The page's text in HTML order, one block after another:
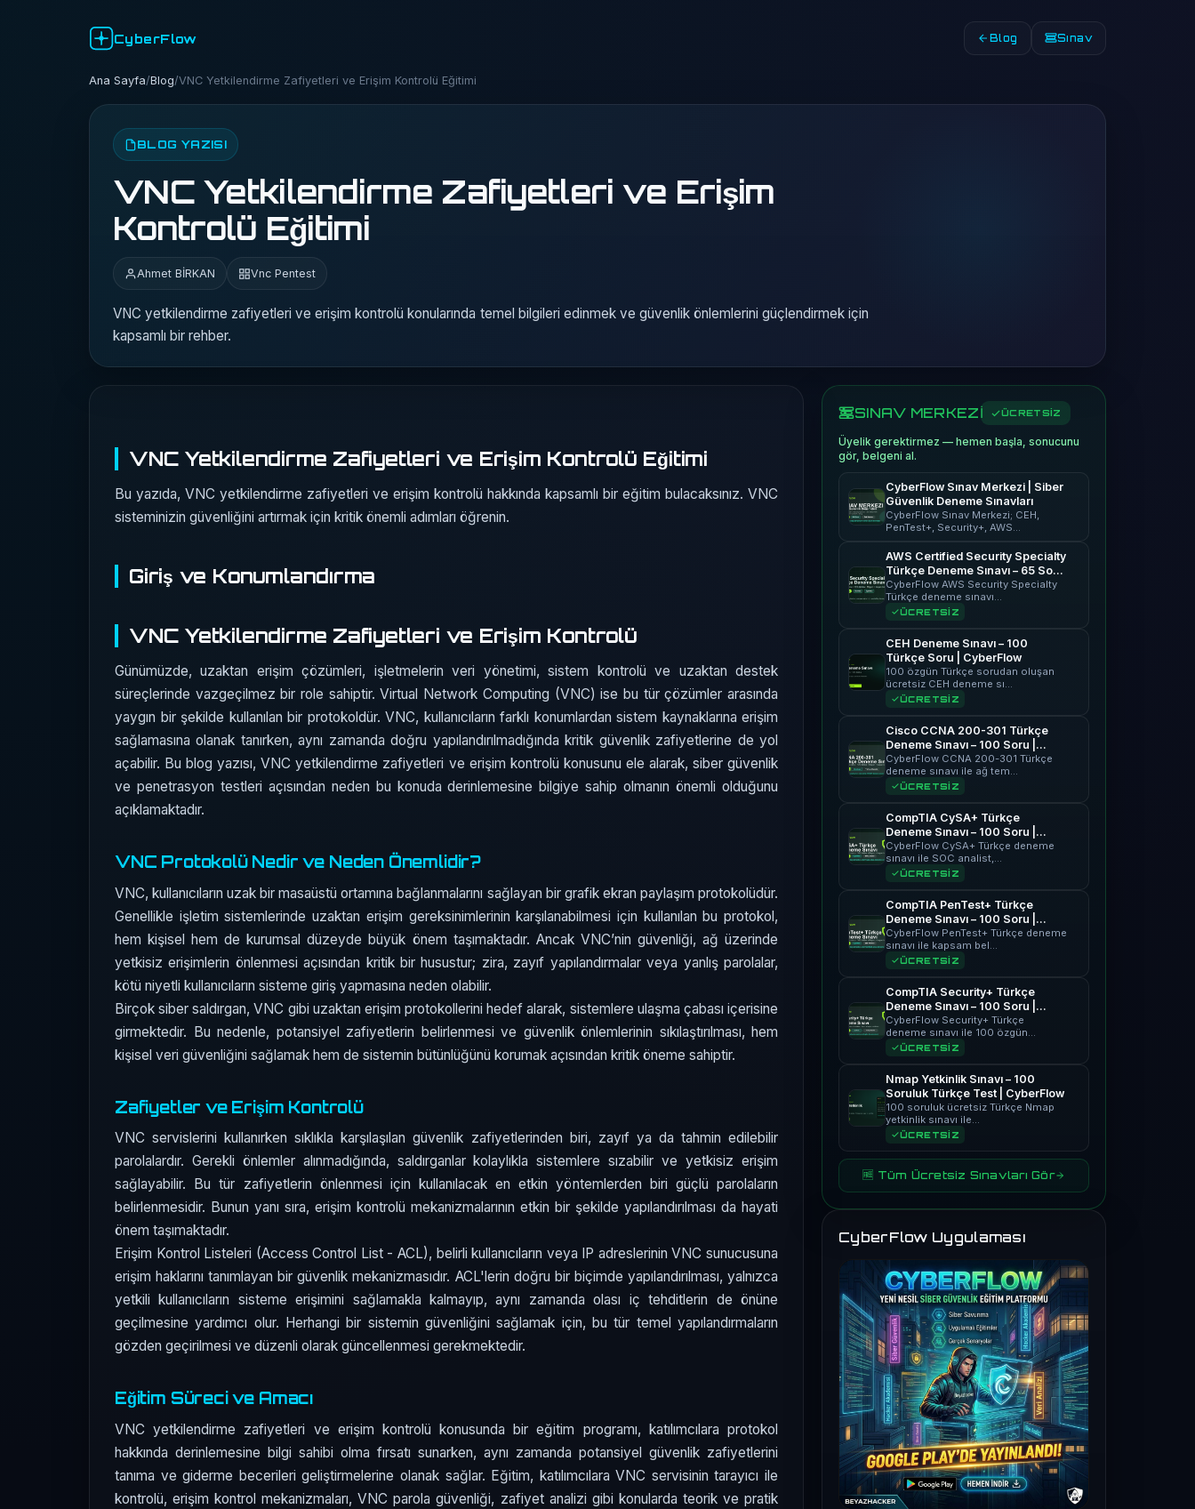
CyberFlow Blog Sınav
Ana Sayfa/Blog/VNC Yetkilendirme Zafiyetleri ve Erişim Kontrolü Eğitimi
BLOG YAZISI
VNC Yetkilendirme Zafiyetleri ve Erişim
Kontrolü Eğitimi
Ahmet BİRKAN Vnc Pentest
VNC yetkilendirme zafiyetleri ve erişim kontrolü konularında temel bilgileri edinmek ve güvenlik önlemlerini güçlendirmek için
kapsamlı bir rehber.
VNC Yetkilendirme Zafiyetleri ve Erişim Kontrolü Eğitimi
Bu yazıda, VNC yetkilendirme zafiyetleri ve erişim kontrolü hakkında kapsamlı bir eğitim bulacaksınız. VNC
sisteminizin güvenliğini artırmak için kritik önemli adımları öğrenin.
Giriş ve Konumlandırma
VNC Yetkilendirme Zafiyetleri ve Erişim Kontrolü
Günümüzde, uzaktan erişim çözümleri, işletmelerin veri yönetimi, sistem kontrolü ve uzaktan destek
süreçlerinde vazgeçilmez bir role sahiptir. Virtual Network Computing (VNC) ise bu tür çözümler arasında
yaygın bir şekilde kullanılan bir protokoldür. VNC, kullanıcıların farklı konumlardan sistem kaynaklarına erişim
sağlamasına olanak tanırken, aynı zamanda doğru yapılandırılmadığında kritik güvenlik zafiyetlerine de yol
açabilir. Bu blog yazısı, VNC yetkilendirme zafiyetleri ve erişim kontrolü konusunu ele alarak, siber güvenlik
ve penetrasyon testleri açısından neden bu konuda derinlemesine bilgiye sahip olmanın önemli olduğunu
açıklamaktadır.
VNC Protokolü Nedir ve Neden Önemlidir?
VNC, kullanıcıların uzak bir masaüstü ortamına bağlanmalarını sağlayan bir grafik ekran paylaşım protokolüdür.
Genellikle işletim sistemlerinde uzaktan erişim gereksinimlerinin karşılanabilmesi için kullanılan bu protokol,
hem kişisel hem de kurumsal düzeyde büyük önem taşımaktadır. Ancak VNC’nin güvenliği, ağ üzerinde
yetkisiz erişimlerin önlenmesi açısından kritik bir husustur; zira, zayıf yapılandırmalar veya yanlış parolalar,
kötü niyetli kullanıcıların sisteme giriş yapmasına neden olabilir.
Birçok siber saldırgan, VNC gibi uzaktan erişim protokollerini hedef alarak, sistemlere ulaşma çabası içerisine
girmektedir. Bu nedenle, potansiyel zafiyetlerin belirlenmesi ve güvenlik önlemlerinin sıkılaştırılması, hem
kişisel veri güvenliğini sağlamak hem de sistemin bütünlüğünü korumak açısından kritik öneme sahiptir.
Zafiyetler ve Erişim Kontrolü
VNC servislerini kullanırken sıklıkla karşılaşılan güvenlik zafiyetlerinden biri, zayıf ya da tahmin edilebilir
parolalardır. Gerekli önlemler alınmadığında, saldırganlar kolaylıkla sistemlere sızabilir ve yetkisiz erişim
sağlayabilir. Bu tür zafiyetlerin önlenmesi için kullanılacak en etkin yöntemlerden biri güçlü parolaların
belirlenmesidir. Bunun yanı sıra, erişim kontrolü mekanizmalarının etkin bir şekilde yapılandırılması da hayati
önem taşımaktadır.
Erişim Kontrol Listeleri (Access Control List - ACL), belirli kullanıcıların veya IP adreslerinin VNC sunucusuna
erişim haklarını tanımlayan bir güvenlik mekanizmasıdır. ACL'lerin doğru bir biçimde yapılandırılması, yalnızca
yetkili kullanıcıların sisteme erişimini sağlamakla kalmayıp, aynı zamanda olası iç tehditlerin de önüne
geçilmesine yardımcı olur. Herhangi bir sistemin güvenliğini sağlamak için, bu tür temel yapılandırmaların
gözden geçirilmesi ve düzenli olarak güncellenmesi gerekmektedir.
Eğitim Süreci ve Amacı
VNC yetkilendirme zafiyetleri ve erişim kontrolü konusunda bir eğitim programı, katılımcılara protokol
hakkında derinlemesine bilgi sahibi olma fırsatı sunarken, aynı zamanda potansiyel güvenlik zafiyetlerini
tanıma ve giderme becerileri geliştirmelerine olanak sağlar. Eğitim, katılımcılara VNC servisinin tarayıcı ile
kontrolü, erişim kontrol mekanizmaları, VNC parola güvenliği, zafiyet analizi gibi konularda teorik ve pratik
SINAV MERKEZİ ÜCRETSİZ
Üyelik gerektirmez — hemen başla, sonucunu
gör, belgeni al.
CyberFlow Sınav Merkezi | Siber
Güvenlik Deneme Sınavları
CyberFlow Sınav Merkezi; CEH,
PenTest+, Security+, AWS…
AWS Certified Security Specialty
Türkçe Deneme Sınavı – 65 Soru
| CyberFlow
CyberFlow AWS Security Specialty
Türkçe deneme sınavı…
ÜCRETSİZ
CEH Deneme Sınavı – 100
Türkçe Soru | CyberFlow
100 özgün Türkçe sorudan oluşan
ücretsiz CEH deneme sı…
ÜCRETSİZ
Cisco CCNA 200-301 Türkçe
Deneme Sınavı – 100 Soru |
CyberFlow
CyberFlow CCNA 200-301 Türkçe
deneme sınavı ile ağ tem…
ÜCRETSİZ
CompTIA CySA+ Türkçe
Deneme Sınavı – 100 Soru |
CyberFlow
CyberFlow CySA+ Türkçe deneme
sınavı ile SOC analist,…
ÜCRETSİZ
CompTIA PenTest+ Türkçe
Deneme Sınavı – 100 Soru |
CyberFlow
CyberFlow PenTest+ Türkçe deneme
sınavı ile kapsam bel…
ÜCRETSİZ
CompTIA Security+ Türkçe
Deneme Sınavı – 100 Soru |
CyberFlow
CyberFlow Security+ Türkçe
deneme sınavı ile 100 özgün…
ÜCRETSİZ
Nmap Yetkinlik Sınavı – 100
Soruluk Türkçe Test | CyberFlow
100 soruluk ücretsiz Türkçe Nmap
yetkinlik sınavı ile…
ÜCRETSİZ
🆓 Tüm Ücretsiz Sınavları Gör
CyberFlow Uygulaması